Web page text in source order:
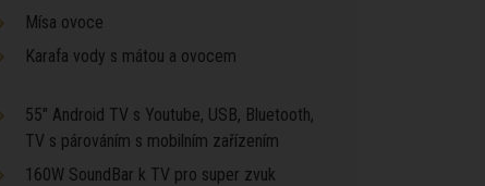
Mísa ovoce
Karafa vody s mátou a ovocem
55" Android TV s Youtube, USB, Bluetooth,
TV s párováním s mobilním zařízením
160W SoundBar k TV pro super zvuk